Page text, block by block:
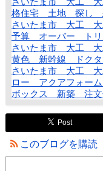
格住宅 土地 探し
さいたま市 大工
予算 オーバー トリ
さいたま市 大工
黄色 新幹線 ドク
さいたま市 大工
ロー アクアフォー
ボックス 新築 注
Post
このブログを購読